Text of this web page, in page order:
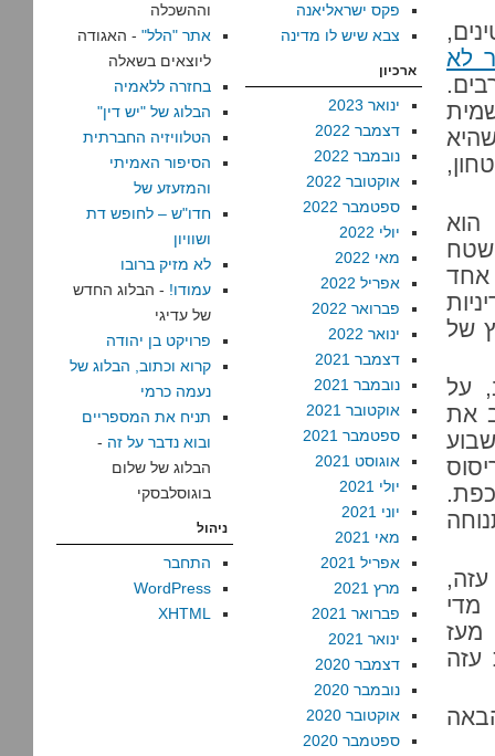
לא
הוא
אחד
של
על
את
מדי
מעז
עזה
פקס ישראליאנה
צבא שיש לו מדינה
ארכיון
ינואר 2023
דצמבר 2022
נובמבר 2022
אוקטובר 2022
ספטמבר 2022
יולי 2022
מאי 2022
אפריל 2022
פברואר 2022
ינואר 2022
דצמבר 2021
נובמבר 2021
אוקטובר 2021
ספטמבר 2021
אוגוסט 2021
יולי 2021
יוני 2021
מאי 2021
אפריל 2021
מרץ 2021
פברואר 2021
ינואר 2021
דצמבר 2020
נובמבר 2020
אוקטובר 2020
ספטמבר 2020
וההשכלה
אתר "הלל" - האגודה
ליוצאים בשאלה
בחזרה ללאמיה
הבלוג של "יש דין"
הטלוויזיה החברתית
הסיפור האמיתי
והמזעזע של
חדו"ש – לחופש דת
ושוויון
לא מזיק ברובו
עמודו! - הבלוג החדש
של עדיגי
פרויקט בן יהודה
קרוא וכתוב, הבלוג של
נעמה כרמי
תניח את המספריים
ובוא נדבר על זה -
הבלוג של שלום
בוגוסלבסקי
ניהול
התחבר
WordPress
XHTML